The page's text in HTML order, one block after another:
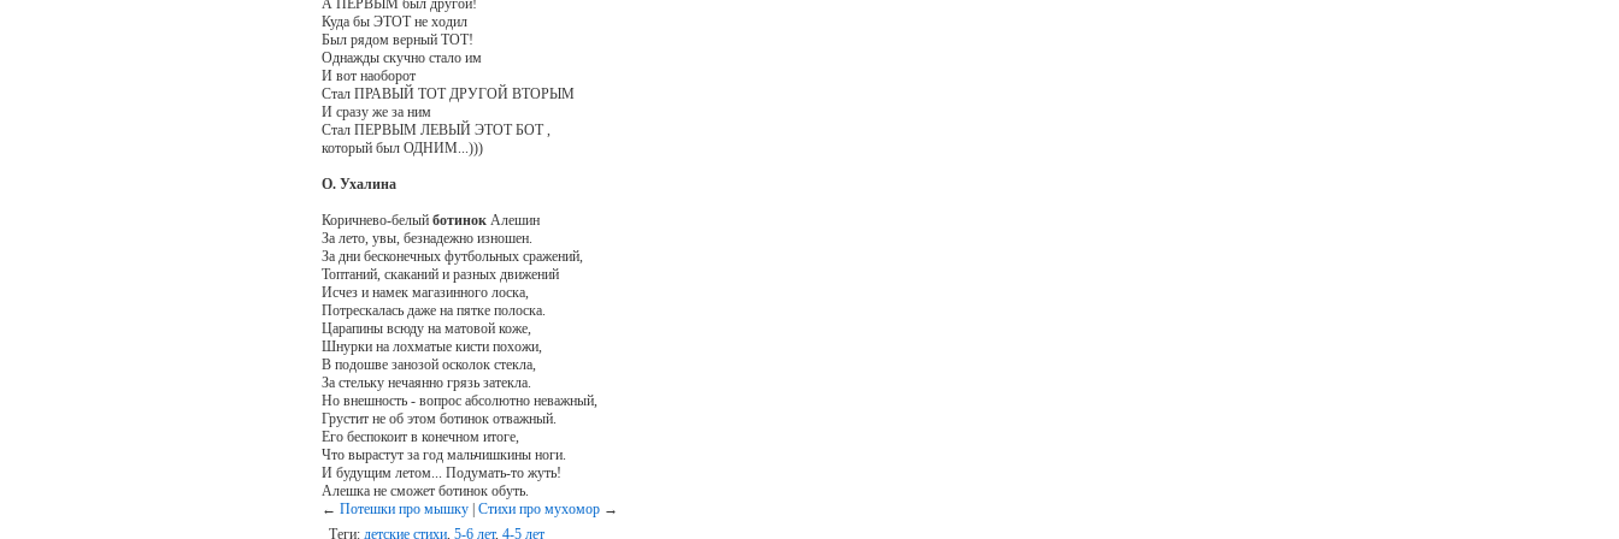
А ПЕРВЫМ был другой!
Куда бы ЭТОТ не ходил
Был рядом верный ТОТ!
Однажды скучно стало им
И вот наоборот
Стал ПРАВЫЙ ТОТ ДРУГОЙ ВТОРЫМ
И сразу же за ним
Стал ПЕРВЫМ ЛЕВЫЙ ЭТОТ БОТ ,
который был ОДНИМ...)))
О. Ухалина
Коричнево-белыйботинок Алешин
За лето, увы, безнадежно изношен.
За дни бесконечных футбольных сражений,
Топтаний, скаканий и разных движений
Исчез и намек магазинного лоска,
Потрескалась даже на пятке полоска.
Царапины всюду на матовой коже,
Шнурки на лохматые кисти похожи,
В подошве занозой осколок стекла,
За стельку нечаянно грязь затекла.
Но внешность - вопрос абсолютно неважный,
Грустит не об этом ботинок отважный.
Его беспокоит в конечном итоге,
Что вырастут за год мальчишкины ноги.
И будущим летом... Подумать-то жуть!
Алешка не сможет ботинок обуть.
←Потешки про мышку |Стихи про мухомор →
Теги:детские стихи,5-6 лет,4-5 лет